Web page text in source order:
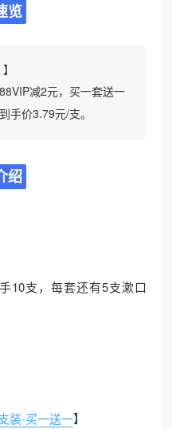
览
】
减2元，买一套送一
手价3.79元/支。
绍
10支，每套还有5支漱口
装-买一送一】